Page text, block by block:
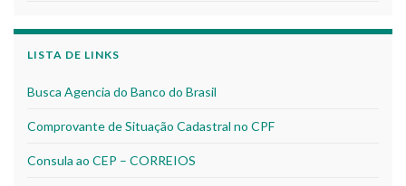
LISTA DE LINKS
Busca Agencia do Banco do Brasil
Comprovante de Situação Cadastral no CPF
Consula ao CEP – CORREIOS